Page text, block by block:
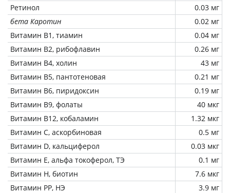
Ретинол
0.03 мг
бета Каротин
0.02 мг
Витамин В1, тиамин
0.04 мг
Витамин В2, рибофлавин
0.26 мг
Витамин В4, холин
43 мг
Витамин В5, пантотеновая
0.21 мг
Витамин В6, пиридоксин
0.19 мг
Витамин В9, фолаты
40 мкг
Витамин В12, кобаламин
1.32 мкг
Витамин C, аскорбиновая
0.5 мг
Витамин D, кальциферол
0.03 мкг
Витамин Е, альфа токоферол, ТЭ
0.1 мг
Витамин Н, биотин
7.6 мкг
Витамин РР, НЭ
3.9 мг